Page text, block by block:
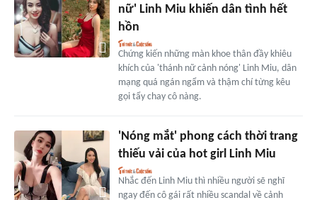
nữ' Linh Miu khiến dân tình hết
hồn
Chứng kiến những màn khoe thân đầy khiêu
khích của 'thánh nữ cảnh nóng' Linh Miu, dân
mạng quá ngán ngẩm và thậm chí từng kêu
gọi tẩy chay cô nàng.
'Nóng mắt' phong cách thời trang
thiếu vải của hot girl Linh Miu
Nhắc đến Linh Miu thì nhiều người sẽ nghĩ
ngay đến cô gái rất nhiều scandal về cảnh